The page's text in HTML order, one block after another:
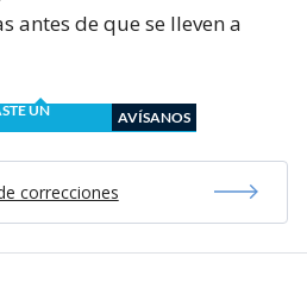
antes de que se lleven a
UN
AVÍSANOS
correcciones